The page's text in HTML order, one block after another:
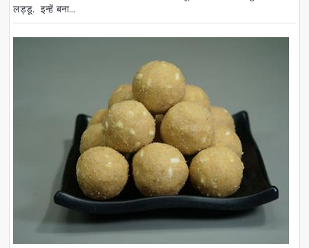
लड्डू. इन्हें बना...